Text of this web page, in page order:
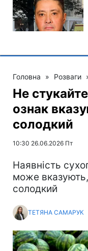
Головна » Розваги
Не
ознак
солодкий
10:30 26.06.2026 Пт
Наявність
може
солодкий
ТЕТЯНА САМАРУК